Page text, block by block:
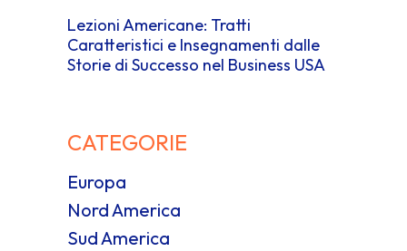
Lezioni Americane: Tratti
Caratteristici e Insegnamenti dalle
Storie di Successo nel Business USA
CATEGORIE
Europa
Nord America
Sud America